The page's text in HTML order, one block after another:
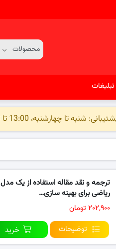
تبلیغات
شنبه تا چهارشنبه، 13:00 تا 01:00 -/-
ترجمه و نقد مقاله استفاده از یک مدل
ریاضی برای بهینه سازی…
۲۰۲,۹۰۰ تومان
توضیحات
خرید